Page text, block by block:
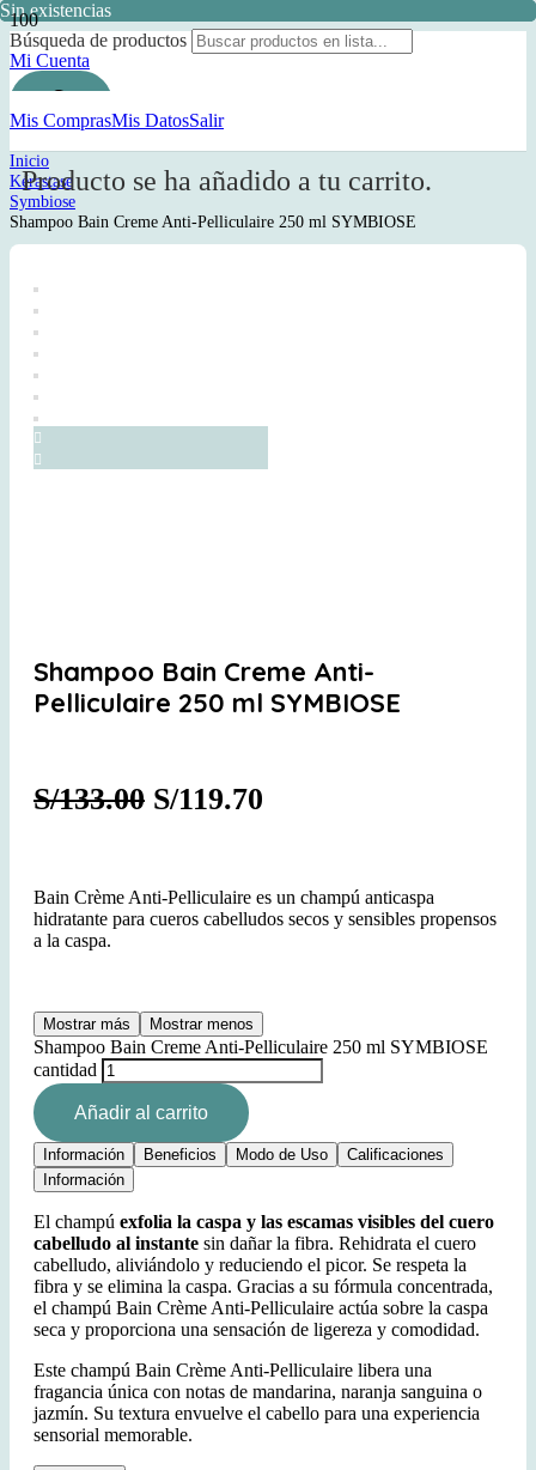
Búsqueda de productos
Mi Cuenta
Mis ComprasMis DatosSalir
Producto se ha añadido a tu carrito.
Inicio
Kérastase
Symbiose
Shampoo Bain Creme Anti-Pelliculaire 250 ml SYMBIOSE
Shampoo Bain Creme Anti-
Pelliculaire 250 ml SYMBIOSE
S/133.00 S/119.70
Bain Crème Anti-Pelliculaire es un champú anticaspa
hidratante para cueros cabelludos secos y sensibles propensos
a la caspa.
Mostrar más Mostrar menos
Shampoo Bain Creme Anti-Pelliculaire 250 ml SYMBIOSE
cantidad
Añadir al carrito
Información Beneficios Modo de Uso
Calificaciones
Información
El champú exfolia la caspa y las escamas visibles del cuero
cabelludo al instante sin dañar la fibra. Rehidrata el cuero
cabelludo, aliviándolo y reduciendo el picor. Se respeta la
fibra y se elimina la caspa. Gracias a su fórmula concentrada,
el champú Bain Crème Anti-Pelliculaire actúa sobre la caspa
seca y proporciona una sensación de ligereza y comodidad.
Este champú Bain Crème Anti-Pelliculaire libera una
fragancia única con notas de mandarina, naranja sanguina o
jazmín. Su textura envuelve el cabello para una experiencia
sensorial memorable.
Sin existencias
Sin existencias
Sin existencias